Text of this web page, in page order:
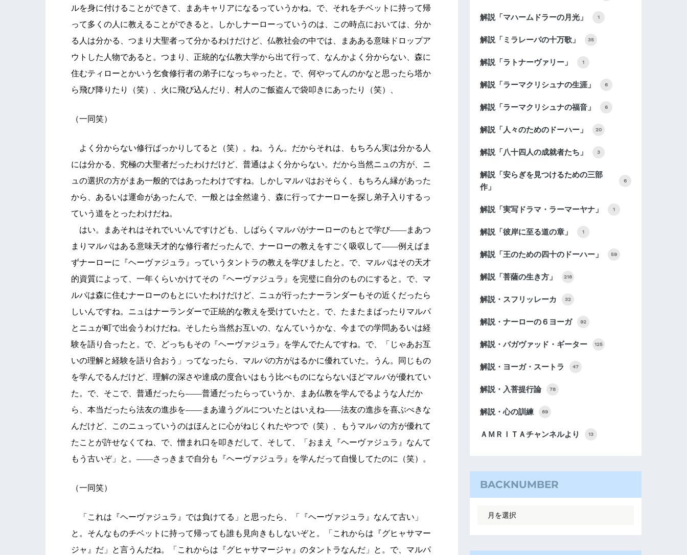
ルを身に付けることができて、まあキャリアになるっていうかね。で、それをチベットに持って帰
って多くの人に教えることができると。しかしナーローっていうのは、この時点においては、分か
る人は分かる、つまり大聖者って分かるわけだけど、仏教社会の中では、まあある意味ドロップア
ウトした人物であると。つまり、正統的な仏教大学から出て行って、なんかよく分からない、森に
住むティローとかいう乞食修行者の弟子になっちゃったと。で、何やってんのかなと思ったら塔か
ら飛び降りたり（笑）、火に飛び込んだり、村人のご飯盗んで袋叩きにあったり（笑）、
（一同笑）
よく分からない修行ばっかりしてると（笑）。ね。うん。だからそれは、もちろん実は分かる人
には分かる、究極の大聖者だったわけだけど、普通はよく分からない。だから当然ニュの方が、ニ
ュの選択の方がまあ一般的ではあったわけですね。しかしマルパはおそらく、もちろん縁があった
から、あるいは運命があったんで、一般とは全然違う、森に行ってナーローを探し弟子入りするっ
ていう道をとったわけだね。
はい。まあそれはそれでいいんですけども、しばらくマルパがナーローのもとで学び――まあつ
まりマルパはある意味天才的な修行者だったんで、ナーローの教えをすごく吸収して――例えばま
ずナーローに『ヘーヴァジュラ』っていうタントラの教えを学びましたと。で、マルパはその天才
的資質によって、一年くらいかけてその『ヘーヴァジュラ』を完璧に自分のものにすると。で、マ
ルパは森に住むナーローのもとにいたわけだけど、ニュが行ったナーランダーもその近くだったら
しいんですね。ニュはナーランダーで正統的な教えを受けていたと。で、たまたまばったりマルパ
とニュが町で出会うわけだね。そしたら当然お互いの、なんていうかな、今までの学問あるいは経
験を語り合ったと。で、どっちもその『ヘーヴァジュラ』を学んでたんですね。で、「じゃあお互
いの理解と経験を語り合おう」ってなったら、マルパの方がはるかに優れていた。うん。同じもの
を学んでるんだけど、理解の深さや達成の度合いはもう比べものにならないほどマルパが優れてい
た。で、そこで、普通だったら――普通だったらっていうか、まあ仏教を学んでるような人だか
ら、本当だったら法友の進歩を――まあ違うグルについたとはいえね――法友の進歩を喜ぶべきな
んだけど、このニュっていうのはほんとに心がねじくれたやつで（笑）、もうマルパの方が優れて
たことが許せなくてね、で、憎まれ口を叩きだして、そして、「おまえ『ヘーヴァジュラ』なんて
もう古いぞ」と。――さっきまで自分も『ヘーヴァジュラ』を学んだって自慢してたのに（笑）。
（一同笑）
「これは『ヘーヴァジュラ』では負けてる」と思ったら、「『ヘーヴァジュラ』なんて古い」
と。そんなものチベットに持って帰っても誰も見向きもしないぞと。「これからは『グヒャサマー
ジャ』だ」と言うんだね。「これからは『グヒャサマージャ』のタントラなんだ」と。で、マルパ
解説「マハームドラーの月光」 1
解説「ミラレーパの十万歌」 35
解説「ラトナーヴァリー」 1
解説「ラーマクリシュナの生涯」 6
解説「ラーマクリシュナの福音」 6
解説「人々のためのドーハー」 20
解説「八十四人の成就者たち」 3
解説「安らぎを見つけるための三部
作」
6
解説「実写ドラマ・ラーマーヤナ」 1
解説「彼岸に至る道の章」 1
解説「王のための四十のドーハー」 59
解説「菩薩の生き方」 218
解説・スフリッレーカ 32
解説・ナーローの６ヨーガ 92
解説・バガヴァッド・ギーター 125
解説・ヨーガ・スートラ 47
解説・入菩提行論 78
解説・心の訓練 89
ＡＭＲＩＴＡチャンネルより 13
BACKNUMBER